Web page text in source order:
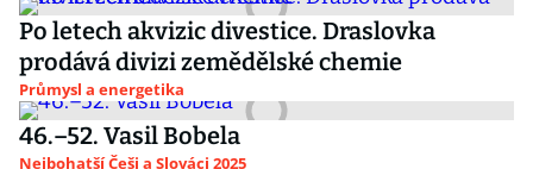
Po letech akvizic divestice. Draslovka
prodává divizi zemědělské chemie
Průmysl a energetika
46.–52. Vasil Bobela
Nejbohatší Češi a Slováci 2025